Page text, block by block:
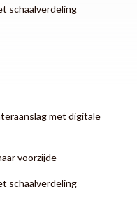
schaalverdeling
met digitale
voorzijde
schaalverdeling